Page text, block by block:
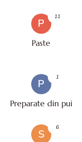
P
Paste
11
P
Preparate din pui
1
S
6